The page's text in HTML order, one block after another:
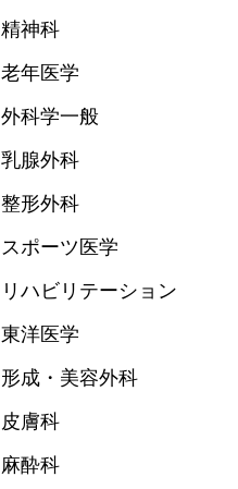
精神科
老年医学
外科学一般
乳腺外科
整形外科
スポーツ医学
リハビリテーション
東洋医学
形成・美容外科
皮膚科
麻酔科